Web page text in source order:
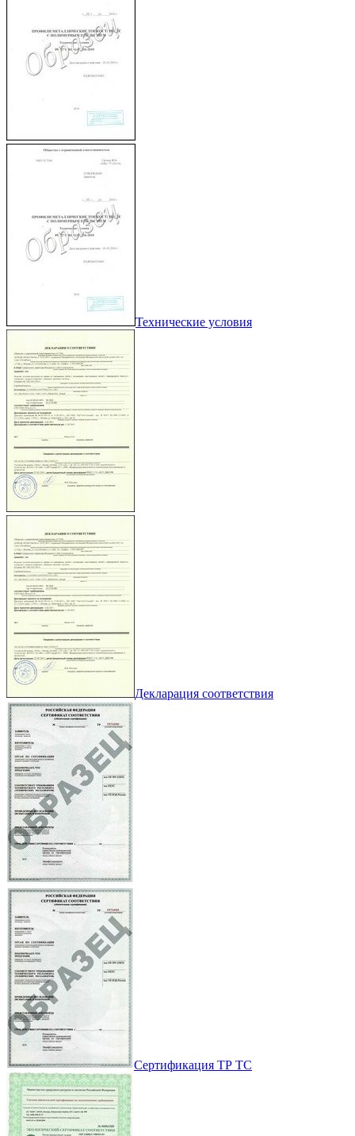
Технические условия
Декларация соответствия
Сертификация ТР ТС